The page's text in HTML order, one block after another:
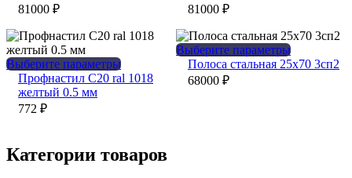
Опции
выбрать
на
81000 ₽
Опции
можно
выбрать
81000 ₽
Выберите параметрыЭтот
товар
выбрать
Профнастил С20 ral 1018
желтый 0.5 мм
772 ₽
Выберите параметрыЭтот
товар
Полоса стальная 25х70 3сп2
68000 ₽
Категории товаров